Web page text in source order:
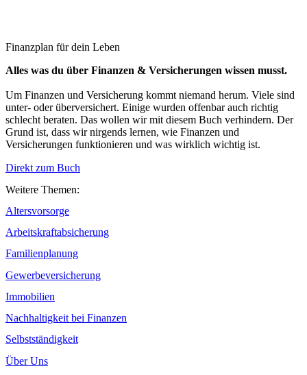
Finanzplan für dein Leben
Alles was du über Finanzen & Versicherungen wissen musst.
Um Finanzen und Versicherung kommt niemand herum. Viele sind
unter- oder überversichert. Einige wurden offenbar auch richtig
schlecht beraten. Das wollen wir mit diesem Buch verhindern. Der
Grund ist, dass wir nirgends lernen, wie Finanzen und
Versicherungen funktionieren und was wirklich wichtig ist.
Direkt zum Buch
Weitere Themen:
Altersvorsorge
Arbeitskraftabsicherung
Familienplanung
Gewerbeversicherung
Immobilien
Nachhaltigkeit bei Finanzen
Selbstständigkeit
Über Uns